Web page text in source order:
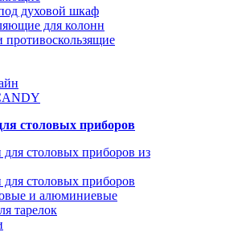
духовой шкаф
для колонн
противоскользящие
столовых приборов
для столовых приборов из
для столовых приборов
и алюминиевые
тарелок